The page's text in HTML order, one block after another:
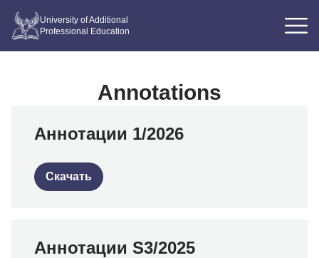
University of Additional
Professional Education
Annotations
Аннотации 1/2026
Скачать
Аннотации S3/2025